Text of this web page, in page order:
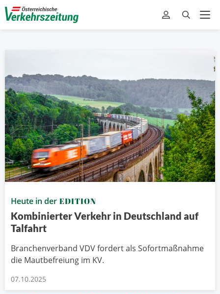
Heute in der EDITION
Kombinierter Verkehr in Deutschland auf
Talfahrt
Branchenverband VDV fordert als Sofortmaßnahme
die Mautbefreiung im KV.
07.10.2025